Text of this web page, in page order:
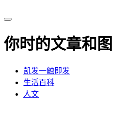
你时的文章和
凯发一触即发
生活百科
人文